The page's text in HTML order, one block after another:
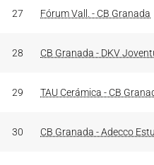
27 Fórum Vall. - CB Granada
28 CB Granada - DKV
29 TAU Cerámica - CB
30 CB Granada - Adecco Estu